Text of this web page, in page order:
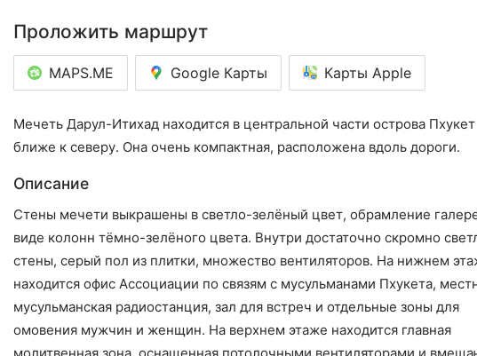
Наткнулись на эту мечеть случайно, просто ехали на авто на
север острова и увидели вдоль дороге симпатичное здание,
полностью зеленое. Весьма красивая архитектура: колонны,
многоэтажная башня с куполом, остекление. Очень
при этом комплекс достаточно компактный. Туристов здесь
буквально нет – далеко от моря и пляжей. Да и специфика
говорит о том, что это место для прихожан, желающих
красивое здание для разового ознакомления по дороге к
достопримечательностям.
Проложить маршрут
MAPS.ME Google Карты Карты Apple
Мечеть Дарул-Итихад находится в центральной части острова Пхукет
ближе к северу. Она очень компактная, расположена вдоль дороги.
Описание
Стены мечети выкрашены в светло-зелёный цвет, обрамление
виде колонн тёмно-зелёного цвета. Внутри достаточно скромно
стены, серый пол из плитки, множество вентиляторов. На нижнем
находится офис Ассоциации по связям с мусульманами Пхукета,
мусульманская радиостанция, зал для встреч и отдельные зоны для
омовения мужчин и женщин. На верхнем этаже находится главная